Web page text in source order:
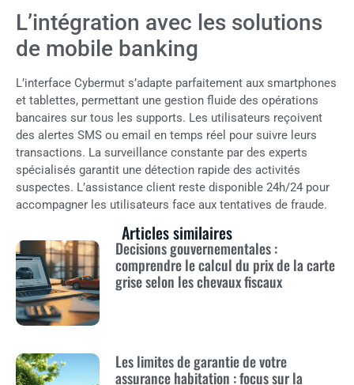
L’intégration avec les solutions
de mobile banking
L’interface Cybermut s’adapte parfaitement aux smartphones
et tablettes, permettant une gestion fluide des opérations
bancaires sur tous les supports. Les utilisateurs reçoivent
des alertes SMS ou email en temps réel pour suivre leurs
transactions. La surveillance constante par des experts
spécialisés garantit une détection rapide des activités
suspectes. L’assistance client reste disponible 24h/24 pour
accompagner les utilisateurs face aux tentatives de fraude.
Articles similaires
Decisions gouvernementales :
comprendre le calcul du prix de la carte
grise selon les chevaux fiscaux
Les limites de garantie de votre
assurance habitation : focus sur la